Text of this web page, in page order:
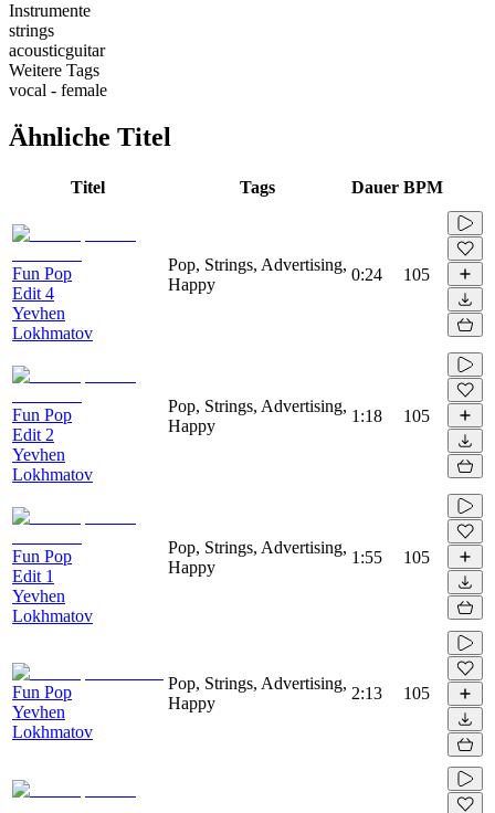
Instrumente
strings
acousticguitar
Weitere Tags
vocal - female
Ähnliche Titel
Titel Tags Dauer BPM
Fun Pop
Edit 4
Yevhen
Lokhmatov
Pop, Strings, Advertising,
Happy
0:24 105
Fun Pop
Edit 2
Yevhen
Lokhmatov
Pop, Strings, Advertising,
Happy
1:18 105
Fun Pop
Edit 1
Yevhen
Lokhmatov
Pop, Strings, Advertising,
Happy
1:55 105
Fun Pop
Yevhen
Lokhmatov
Pop, Strings, Advertising,
Happy
2:13 105